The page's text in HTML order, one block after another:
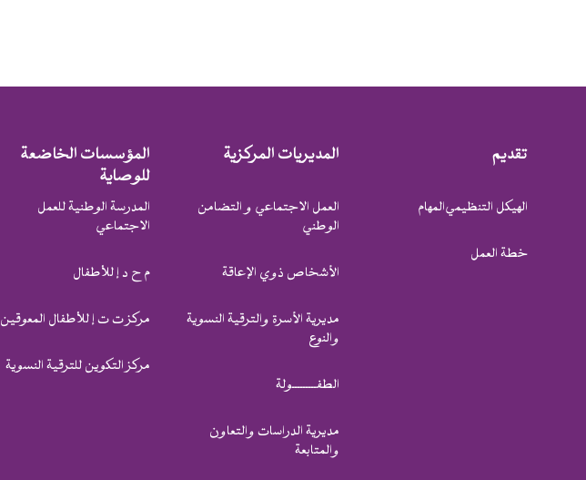
المؤسسات الخاضعة
للوصاية
المدرسة الوطنية للعمل
الاجتماعي
م ح د إ للأطفال
مركز ت ت إ للأطفال المعوقين
مركز التكوين للترقية النسوية
المديريات المركزية
العمل الاجتماعي و التضامن
الوطني
الأشخاص ذوي الإعاقة
مديرية الأسرة والترقية النسوية
والنوع
الطفـــــــــولة
مديرية الدراسات والتعاون
والمتابعة
تقديم
الهيكل التنظيميالمهام
خطة العمل